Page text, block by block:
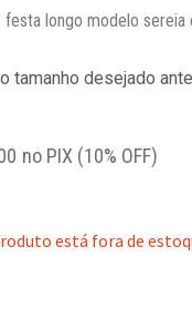
longo modelo sereia
tamanho desejado
no PIX (10% OFF)
está fora de